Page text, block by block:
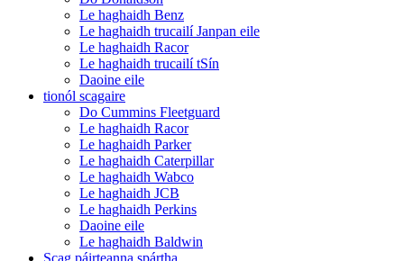
Le haghaidh Benz
Le haghaidh trucailí Janpan eile
Le haghaidh Racor
Le haghaidh trucailí tSín
Daoine eile
tionól scagaire
Do Cummins Fleetguard
Le haghaidh Racor
Le haghaidh Parker
Le haghaidh Caterpillar
Le haghaidh Wabco
Le haghaidh JCB
Le haghaidh Perkins
Daoine eile
Le haghaidh Baldwin
Scag páirteanna spártha